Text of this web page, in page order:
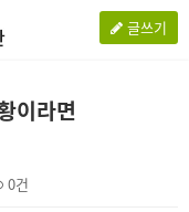
글쓰기
이라면
0건